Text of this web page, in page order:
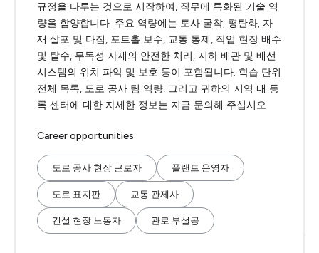
규정을 다루는 것으로 시작하여, 직무에 특화된 기술 역
량을 함양합니다. 주요 역량에는 토사 굴착, 평탄화, 자
재 살포 및 다짐, 포트홀 보수, 교통 통제, 작업 현장 배수
및 탈수, 무독성 자재의 안전한 처리, 지하 배관 및 배선
시스템의 위치 파악 및 보호 등이 포함됩니다. 학습 단위
전체 목록, 도로 공사 팀 역량, 그리고 귀하의 지역 내 등
록 센터에 대한 자세한 정보는 지금 문의해 주십시오.
Career opportunities
도로 공사 현장 근로자 플랜트 운영자
도로 표지판 교통 관제사
건설 현장 노동자 관로 부설공